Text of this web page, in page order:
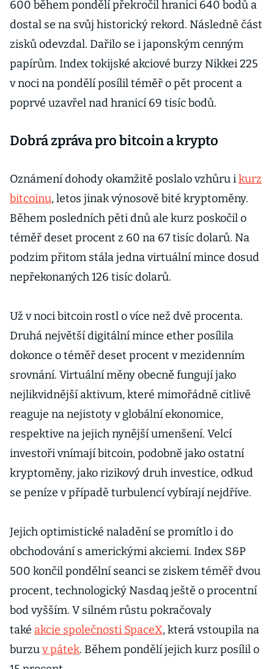
600 během pondělí překročil hranici 640 bodů a
dostal se na svůj historický rekord. Následně část
zisků odevzdal. Dařilo se i japonským cenným
papírům. Index tokijské akciové burzy Nikkei 225
v noci na pondělí posílil téměř o pět procent a
poprvé uzavřel nad hranicí 69 tisíc bodů.
Dobrá zpráva pro bitcoin a krypto
Oznámení dohody okamžitě poslalo vzhůru ikurz
bitcoinu, letos jinak výnosově bité kryptoměny.
Během posledních pěti dnů ale kurz poskočil o
téměř deset procent z 60 na 67 tisíc dolarů. Na
podzim přitom stála jedna virtuální mince dosud
nepřekonaných 126 tisíc dolarů.
Už v noci bitcoin rostl o více než dvě procenta.
Druhá největší digitální mince ether posílila
dokonce o téměř deset procent v mezidenním
srovnání. Virtuální měny obecně fungují jako
nejlikvidnější aktivum, které mimořádně citlivě
reaguje na nejistoty v globální ekonomice,
respektive na jejich nynější umenšení. Velcí
investoři vnímají bitcoin, podobně jako ostatní
kryptoměny, jako rizikový druh investice, odkud
se peníze v případě turbulencí vybírají nejdříve.
Jejich optimistické naladění se promítlo i do
obchodování s americkými akciemi. Index S&P
500 končil pondělní seanci se ziskem téměř dvou
procent, technologický Nasdaq ještě o procentní
bod vyšším. V silném růstu pokračovaly
také akcie společnosti SpaceX, která vstoupila na
burzuv pátek. Během pondělí jejich kurz posílil o